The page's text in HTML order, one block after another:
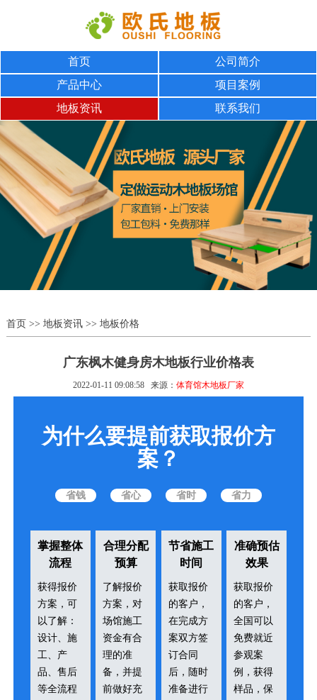
首页
公司简介
产品中心
项目案例
地板资讯
联系我们
首页>> 地板资讯>> 地板价格
广东枫木健身房木地板行业价格表
2022-01-11 09:08:58 来源： 体育馆木地板厂家
为什么要提前获取报价方
案？
省钱 省心 省时 省力
掌握整体
流程
获得报价
方案，可
以了解：
设计、施
工、产
品、售后
等全流程
合理分配
预算
了解报价
方案，对
场馆施工
资金有合
理的准
备，并提
前做好充
节省施工
时间
获取报价
的客户，
在完成方
案双方签
订合同
后，随时
准备进行
准确预估
效果
获取报价
的客户，
全国可以
免费就近
参观案
例，获得
样品，保